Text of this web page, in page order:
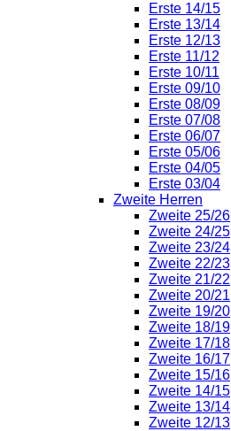
Erste 14/15
Erste 13/14
Erste 12/13
Erste 11/12
Erste 10/11
Erste 09/10
Erste 08/09
Erste 07/08
Erste 06/07
Erste 05/06
Erste 04/05
Erste 03/04
Zweite Herren
Zweite 25/26
Zweite 24/25
Zweite 23/24
Zweite 22/23
Zweite 21/22
Zweite 20/21
Zweite 19/20
Zweite 18/19
Zweite 17/18
Zweite 16/17
Zweite 15/16
Zweite 14/15
Zweite 13/14
Zweite 12/13